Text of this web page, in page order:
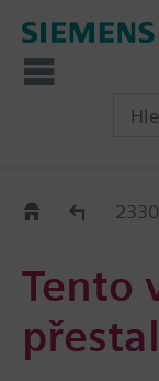
Old2New
Tento